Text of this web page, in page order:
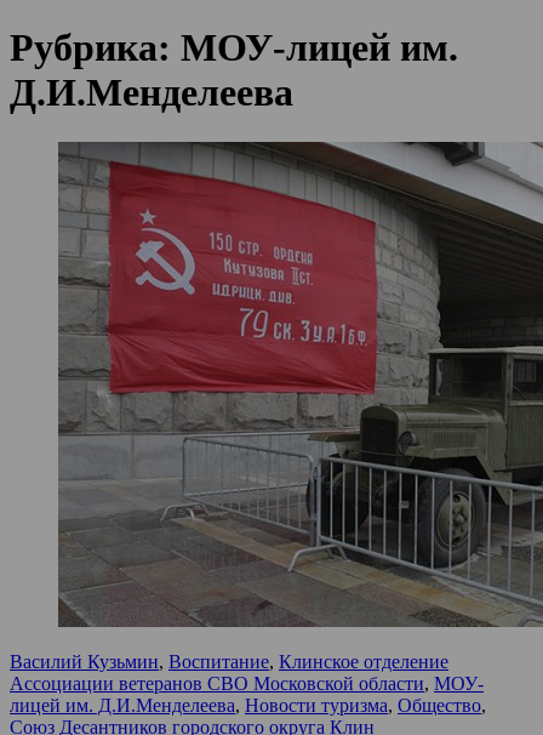
Рубрика: МОУ-лицей им.
Д.И.Менделеева
Василий Кузьмин, Воспитание, Клинское отделение
Ассоциации ветеранов СВО Московской области, МОУ-
лицей им. Д.И.Менделеева, Новости туризма, Общество,
Союз Десантников городского округа Клин